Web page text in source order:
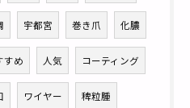
宇都宮 巻き爪 化膿
すめ 人気 コーティング
ワイヤー 稗粒腫